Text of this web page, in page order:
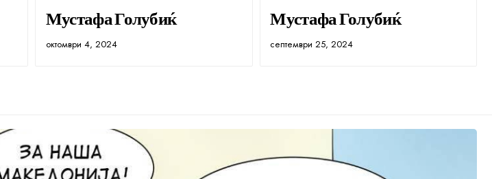
Мустафа Голубиќ
октомври 4, 2024
Мустафа Голубиќ
септември 25, 2024